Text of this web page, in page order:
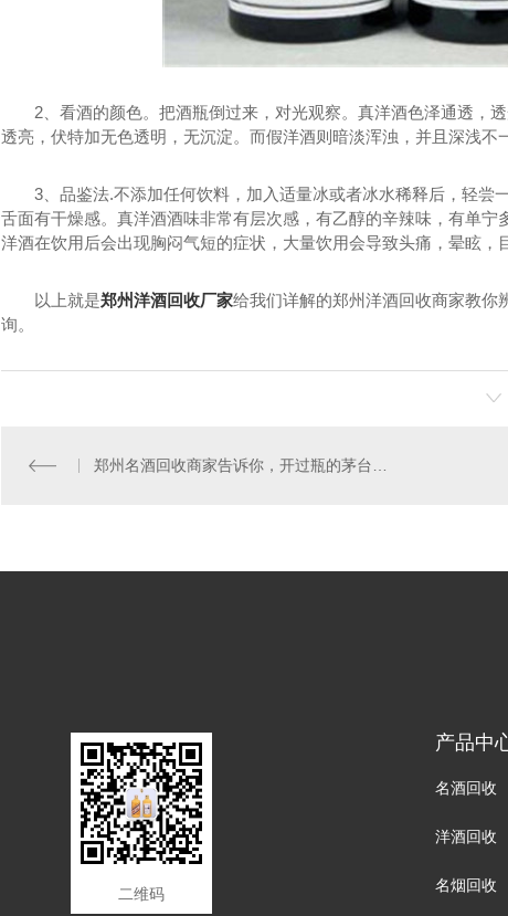
2、看酒的颜色。把酒瓶倒过来，对光观察。真洋酒色泽通透，
透亮，伏特加无色透明，无沉淀。而假洋酒则暗淡浑浊，并且深浅不
3、品鉴法.不添加任何饮料，加入适量冰或者冰水稀释后，轻尝
舌面有干燥感。真洋酒酒味非常有层次感，有乙醇的辛辣味，有单
洋酒在饮用后会出现胸闷气短的症状，大量饮用会导致头痛，晕眩，
以上就是郑州洋酒回收厂家给我们详解的郑州洋酒回收商家教你
询。
郑州名酒回收商家告诉你，开过瓶的茅台酒怎么保存？
二维码
产品中
名酒回收
洋酒回收
名烟回收